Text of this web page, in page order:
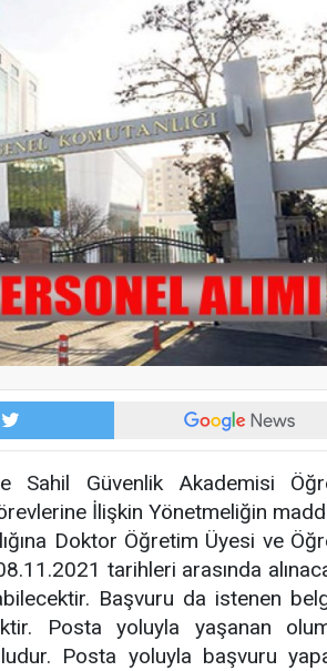
Sahil Güvenlik Akademisi
İlişkin Yönetmeliğin
Doktor Öğretim Üyesi ve
tarihleri arasında
Başvuru da istenen
Posta yoluyla yaşanan
Posta yoluyla başvuru